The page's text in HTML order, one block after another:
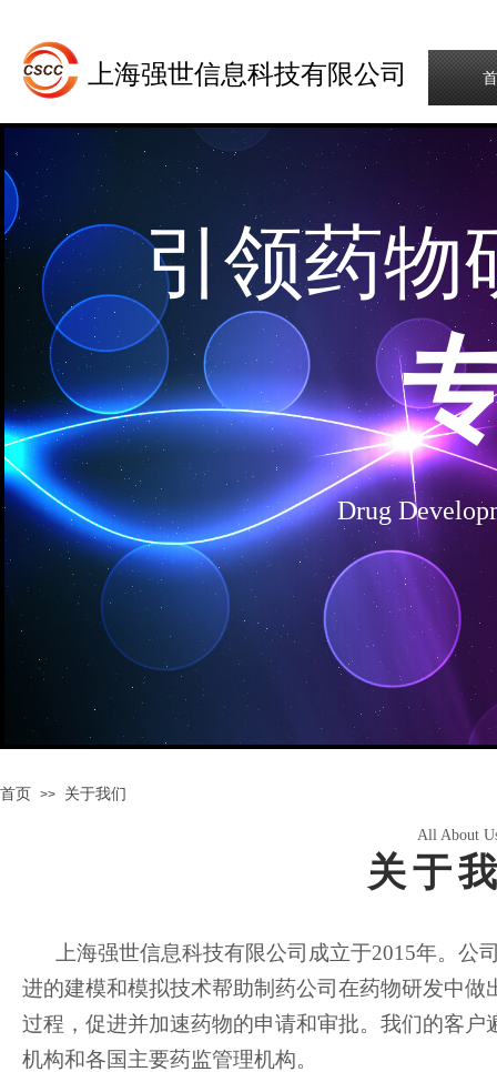
上海强世信息科技有限公司
引领药物
Drug
首页 >> 关于我们
All About
关于
上海强世信息科技有限公司成立于2015年。公
进的建模和模拟技术帮助制药公司在药物研发中
过程，促进并加速药物的申请和审批。我们的客
机构和各国主要药监管理机构。